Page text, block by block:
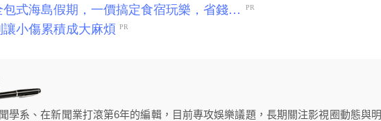
學系、在新聞業打滾第6年的編輯，目前專攻娛樂議題，長期關注影視圈動態與明